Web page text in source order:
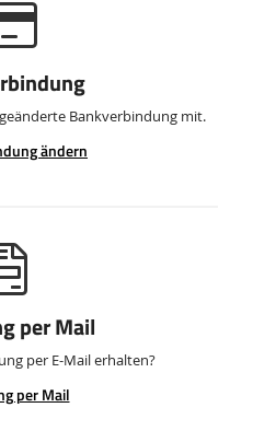
Bankverbindung mit.
ändern
per Mail
per E-Mail erhalten?
per Mail